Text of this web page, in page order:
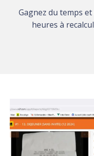
Gagnez du temps
heures à